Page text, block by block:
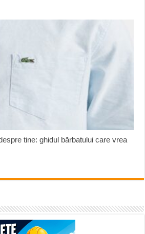
tine: ghidul bărbatului care vrea